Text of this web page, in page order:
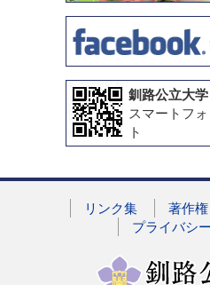
釧路公立大学
スマートフ
ト
リンク集
著作
プライバシ